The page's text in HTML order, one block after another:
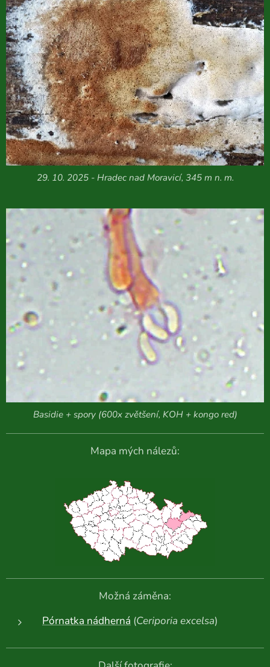
29. 10. 2025 - Hradec nad Moravicí, 345 m n. m.
Basidie + spory (600x zvětšení, KOH + kongo red)
Mapa mých nálezů:
Možná záměna:
Pórnatka nádherná (Ceriporia excelsa)